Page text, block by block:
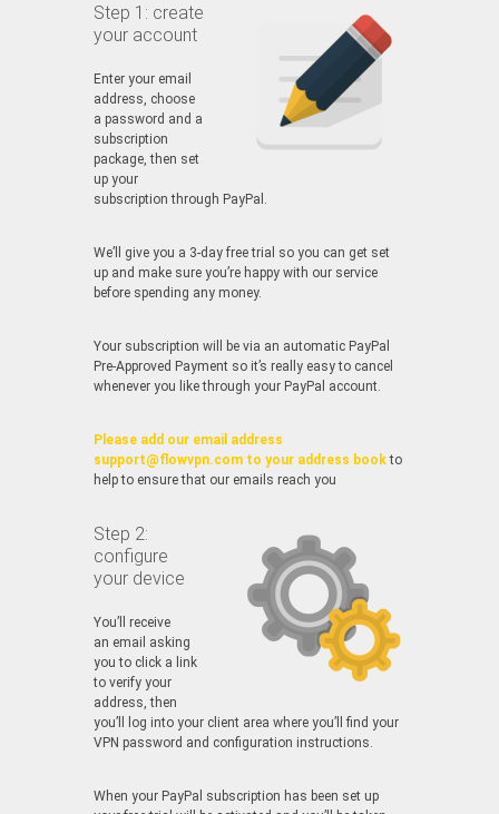
Step 1: create
your account
Enter your email
address, choose
a password and a
subscription
package, then set
up your
subscription through PayPal.
We’ll give you a 3-day free trial so you can get set
up and make sure you’re happy with our service
before spending any money.
Your subscription will be via an automatic PayPal
Pre-Approved Payment so it’s really easy to cancel
whenever you like through your PayPal account.
Please add our email address
support@flowvpn.com to your address bookto
help to ensure that our emails reach you
Step 2:
configure
your device
You’ll receive
an email asking
you to click a link
to verify your
address, then
you’ll log into your client area where you’ll find your
VPN password and configuration instructions.
When your PayPal subscription has been set up